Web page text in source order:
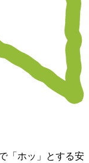
「ホッ」とする安